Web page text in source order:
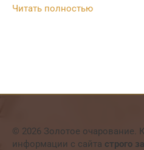
Читать полностью
© 2026 Золотое очарование.
информации с сайта строго